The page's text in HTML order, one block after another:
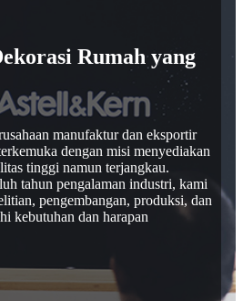
Rumah yang
manufaktur dan eksportir
dengan misi menyediakan
tinggi namun terjangkau.
tahun pengalaman industri, kami
pengembangan, produksi, dan
kebutuhan dan harapan